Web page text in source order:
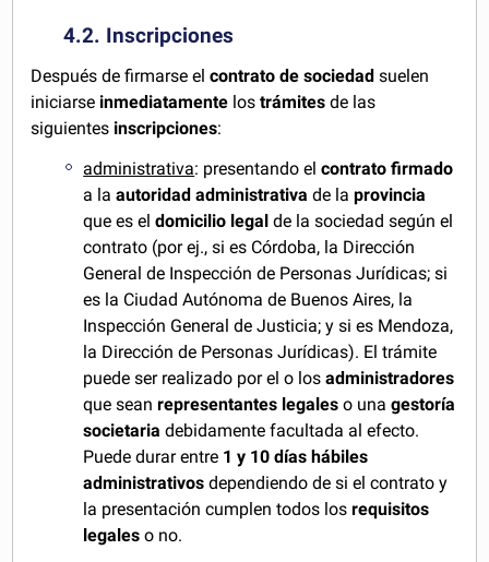
4.2. Inscripciones
Después de firmarse elcontrato de sociedad suelen
iniciarse inmediatamente lostrámites de las
siguientes inscripciones:
administrativa: presentando elcontrato firmado
a laautoridad administrativa de laprovincia
que es eldomicilio legal de la sociedad según el
contrato (por ej., si es Córdoba, la Dirección
General de Inspección de Personas Jurídicas; si
es la Ciudad Autónoma de Buenos Aires, la
Inspección General de Justicia; y si es Mendoza,
la Dirección de Personas Jurídicas). El trámite
puede ser realizado por el o losadministradores
que seanrepresentantes legales o unagestoría
societaria debidamente facultada al efecto.
Puede durar entre 1 y 10 días hábiles
administrativos dependiendo de si el contrato y
la presentación cumplen todos losrequisitos
legales o no.